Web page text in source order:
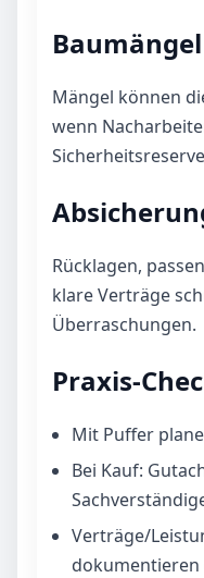
Mängel können
wenn
Rücklagen,
klare Verträge
Überraschungen.
Praxis-
Mit Puffer
Bei Kauf:
Verträge/